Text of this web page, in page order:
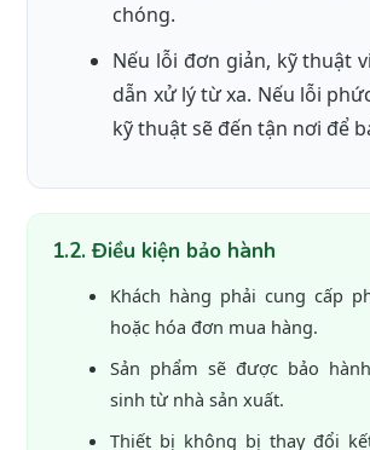
chóng.
Nếu lỗi đơn giản, kỹ thuật
dẫn xử lý từ xa. Nếu lỗi
kỹ thuật sẽ đến tận nơi để
1.2. Điều kiện bảo hành
Khách hàng phải cung cấp
hoặc hóa đơn mua hàng.
Sản phẩm sẽ được bảo
sinh từ nhà sản xuất.
Thiết bị không bị thay đổi